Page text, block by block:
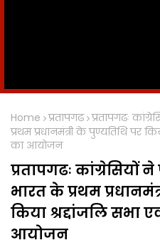
Home प्रतापगढ प्रतापगढः
प्रथम प्रधानमंत्री के पुण्यतिथि पर
का आयोजन
प्रतापगढः कांग्रेसियों ने
भारत के प्रथम
किया श्रद्दांजलि सभा
आयोजन